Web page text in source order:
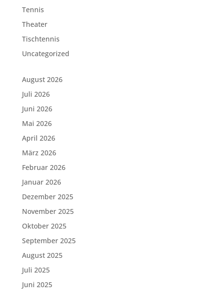
Tennis
Theater
Tischtennis
Uncategorized
August 2026
Juli 2026
Juni 2026
Mai 2026
April 2026
März 2026
Februar 2026
Januar 2026
Dezember 2025
November 2025
Oktober 2025
September 2025
August 2025
Juli 2025
Juni 2025